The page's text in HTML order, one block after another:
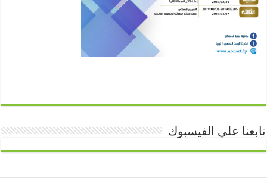
تابعنا علي الفيسبوك